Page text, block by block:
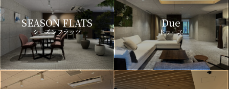
SEASON FLATS
シーズンフラッツ
Due
ドゥーエ